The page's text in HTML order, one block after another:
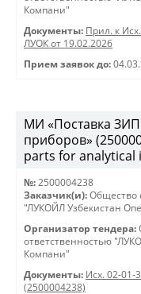
Компани"
Документы: Прил. к
ЛУОК от 19.02.2026
Прием заявок до:
МИ «Поставка ЗИП
приборов»
parts for analytical
№: 2500004238
Заказчик(и): Общество
"ЛУКОЙЛ Узбекистан
Организатор тендера:
ответственностью
Компани"
Документы: Исх. 02-01-
(2500004238)